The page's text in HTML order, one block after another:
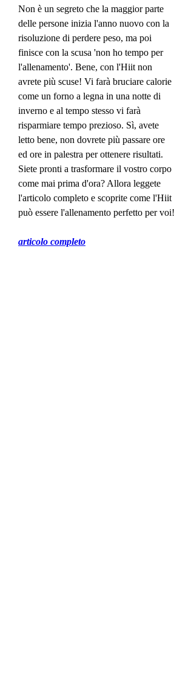
Non è un segreto che la maggior parte
delle persone inizia l'anno nuovo con la
risoluzione di perdere peso, ma poi
finisce con la scusa 'non ho tempo per
l'allenamento'. Bene, con l'Hiit non
avrete più scuse! Vi farà bruciare calorie
come un forno a legna in una notte di
inverno e al tempo stesso vi farà
risparmiare tempo prezioso. Sì, avete
letto bene, non dovrete più passare ore
ed ore in palestra per ottenere risultati.
Siete pronti a trasformare il vostro corpo
come mai prima d'ora? Allora leggete
l'articolo completo e scoprite come l'Hiit
può essere l'allenamento perfetto per voi!
articolo completo